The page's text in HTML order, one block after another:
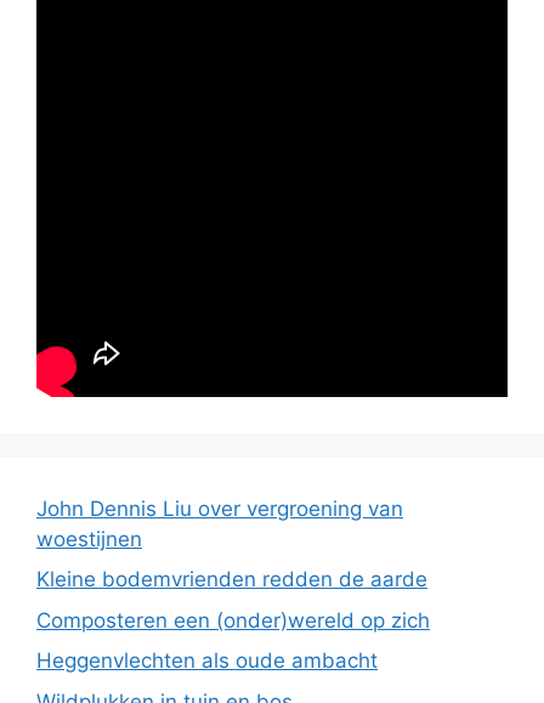
John Dennis Liu over vergroening van
woestijnen
Kleine bodemvrienden redden de aarde
Composteren een (onder)wereld op zich
Heggenvlechten als oude ambacht